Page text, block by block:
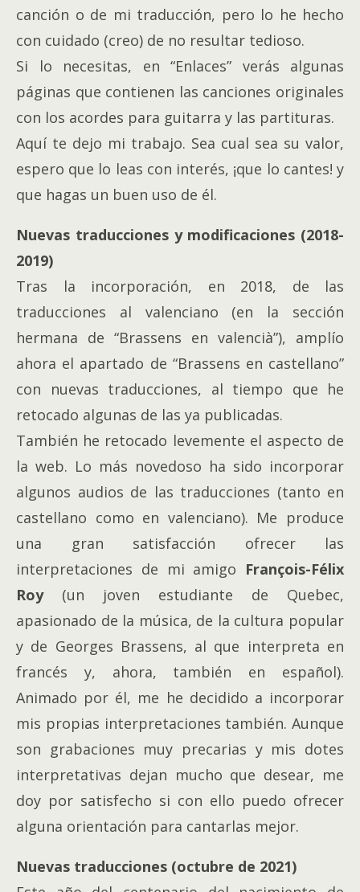
canción o de mi traducción, pero lo he hecho
con cuidado (creo) de no resultar tedioso.
Si lo necesitas, en “Enlaces” verás algunas
páginas que contienen las canciones originales
con los acordes para guitarra y las partituras.
Aquí te dejo mi trabajo. Sea cual sea su valor,
espero que lo leas con interés, ¡que lo cantes! y
que hagas un buen uso de él.
Nuevas traducciones y modificaciones (2018-
2019)
Tras la incorporación, en 2018, de las
traducciones al valenciano (en la sección
hermana de “Brassens en valencià”), amplío
ahora el apartado de “Brassens en castellano”
con nuevas traducciones, al tiempo que he
retocado algunas de las ya publicadas.
También he retocado levemente el aspecto de
la web. Lo más novedoso ha sido incorporar
algunos audios de las traducciones (tanto en
castellano como en valenciano). Me produce
una gran satisfacción ofrecer las
interpretaciones de mi amigo François-Félix
Roy(un joven estudiante de Quebec,
apasionado de la música, de la cultura popular
y de Georges Brassens, al que interpreta en
francés y, ahora, también en español).
Animado por él, me he decidido a incorporar
mis propias interpretaciones también. Aunque
son grabaciones muy precarias y mis dotes
interpretativas dejan mucho que desear, me
doy por satisfecho si con ello puedo ofrecer
alguna orientación para cantarlas mejor.
Nuevas traducciones (octubre de 2021)